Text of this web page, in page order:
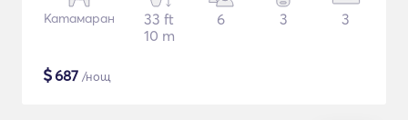
Катамаран
33 ft
10 m
6 3 3
$687 /нощ